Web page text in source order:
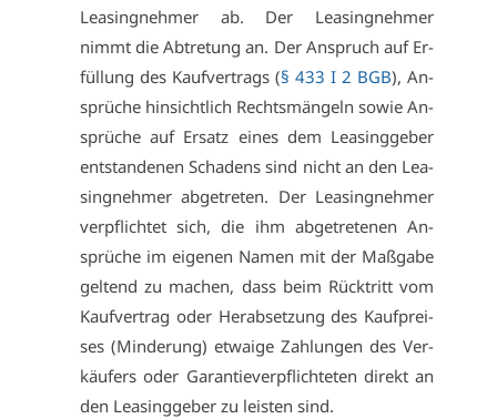
Lea­sing­neh­mer ab. Der Lea­sing­neh­mer
nimmt die Ab­tre­tung an. Der An­spruch auf Er­
fül­lung des Kauf­ver­trags (§ 433 I 2 BGB), An­
sprü­che hin­sicht­lich Rechts­män­geln so­wie An­
sprü­che auf Er­satz ei­nes dem Lea­sing­ge­ber
ent­stan­de­nen Scha­dens sind nicht an den Lea­
sing­neh­mer ab­ge­tre­ten. Der Lea­sing­neh­mer
ver­pflich­tet sich, die ihm ab­ge­tre­te­nen An­
sprü­che im ei­ge­nen Na­men mit der Maß­ga­be
gel­tend zu ma­chen, dass beim Rück­tritt vom
Kauf­ver­trag oder Her­ab­set­zung des Kauf­prei­
ses (Min­de­rung) et­wai­ge Zah­lun­gen des Ver­
käu­fers oder Ga­ran­tie­ver­pflich­te­ten di­rekt an
den Lea­sing­ge­ber zu leis­ten sind.